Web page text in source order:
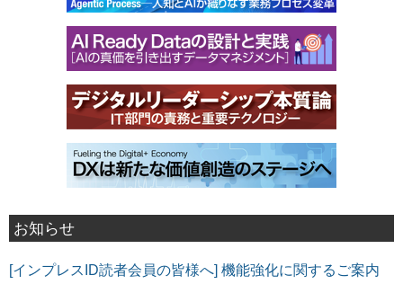
お知らせ
[インプレスID読者会員の皆様へ] 機能強化に関するご案内